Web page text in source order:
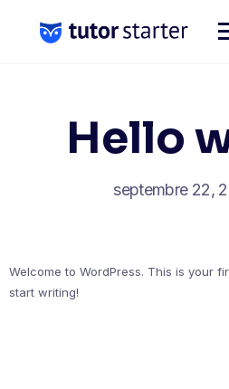
content
Hello
septembre 22,
Welcome to WordPress. This is your
start writing!